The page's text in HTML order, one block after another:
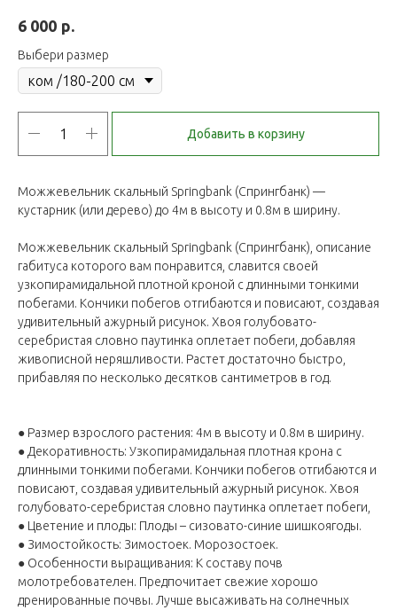
6 000 р.
Выбери размер
Добавить в корзину
Можжевельник скальный Springbank (Спрингбанк) —
кустарник (или дерево) до 4м в высоту и 0.8м в ширину.
Можжевельник скальный Springbank (Спрингбанк), описание
габитуса которого вам понравится, славится своей
узкопирамидальной плотной кроной с длинными тонкими
побегами. Кончики побегов отгибаются и повисают, создавая
удивительный ажурный рисунок. Хвоя голубовато-
серебристая словно паутинка оплетает побеги, добавляя
живописной неряшливости. Растет достаточно быстро,
прибавляя по несколько десятков сантиметров в год.
● Размер взрослого растения: 4м в высоту и 0.8м в ширину.
● Декоративность: Узкопирамидальная плотная крона с
длинными тонкими побегами. Кончики побегов отгибаются и
повисают, создавая удивительный ажурный рисунок. Хвоя
голубовато-серебристая словно паутинка оплетает побеги,
● Цветение и плоды: Плоды – сизовато-синие шишкоягоды.
● Зимостойкость: Зимостоек. Морозостоек.
● Особенности выращивания: К составу почв
молотребователен. Предпочитает свежие хорошо
дренированные почвы. Лучше высаживать на солнечных